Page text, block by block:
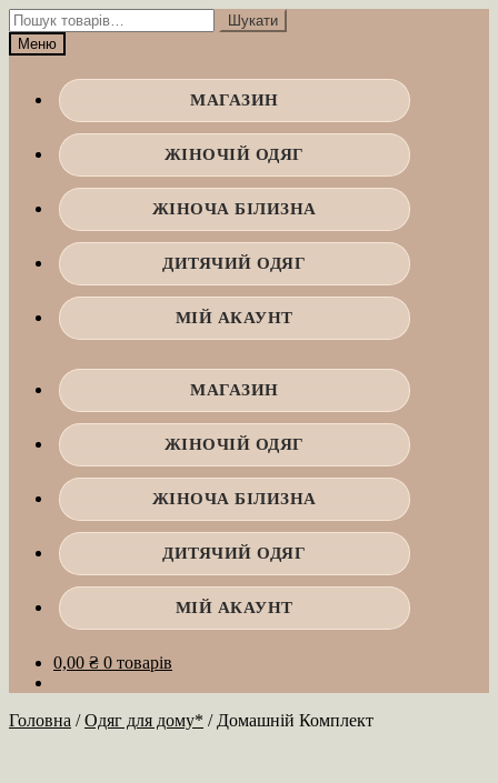
Перейти
до
навігації
Перейти
до
вмісту
Шукати:
Шукати
Меню
МАГАЗИН
ЖІНОЧІЙ ОДЯГ
ЖІНОЧА БІЛИЗНА
ДИТЯЧИЙ ОДЯГ
МІЙ АКАУНТ
МАГАЗИН
ЖІНОЧІЙ ОДЯГ
ЖІНОЧА БІЛИЗНА
ДИТЯЧИЙ ОДЯГ
МІЙ АКАУНТ
0,00 ₴ 0 товарів
Головна /Одяг для дому* / Домашній Комплект